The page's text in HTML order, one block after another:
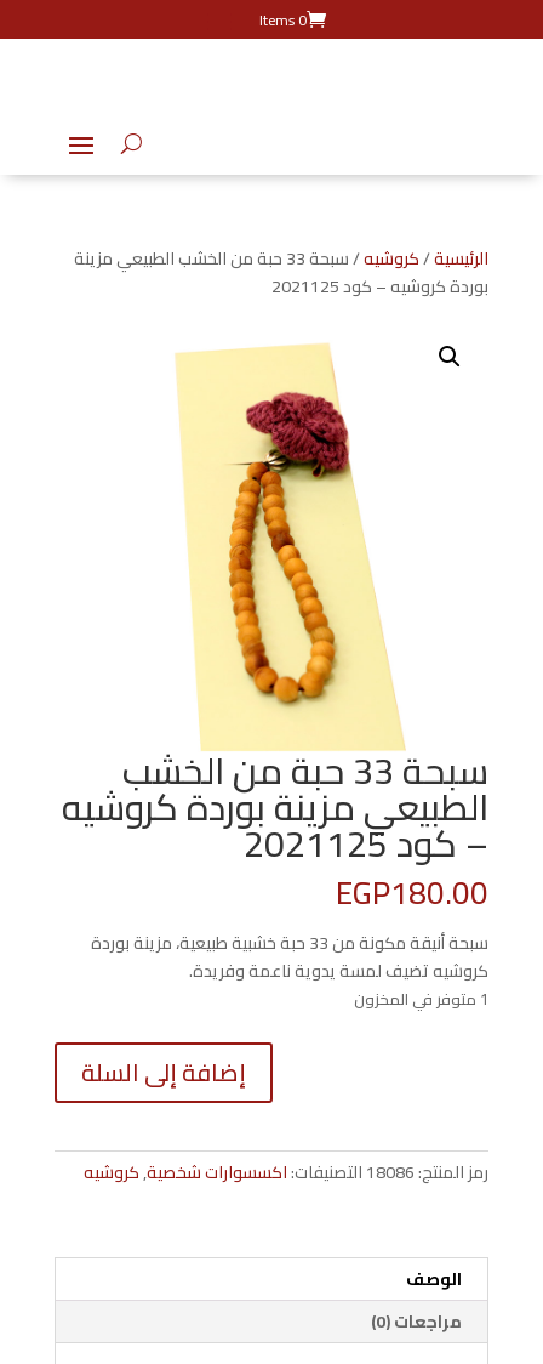
0 Items
الرئيسية/كروشيه
/ سبحة 33 حبة من الخشب الطبيعي مزينة
بوردة كروشيه – كود 2021125
سبحة 33 حبة من الخشب
الطبيعي مزينة بوردة كروشيه
– كود 2021125
EGP180.00
سبحة أنيقة مكونة من 33 حبة خشبية طبيعية، مزينة بوردة
كروشيه تضيف لمسة يدوية ناعمة وفريدة.
1 متوفر في المخزون
كمية
33
مزينة
إضافة إلى السلة
رمز المنتج:18086التصنيفات:اكسسوارات شخصية,كروشيه
الوصف
مراجعات (0)